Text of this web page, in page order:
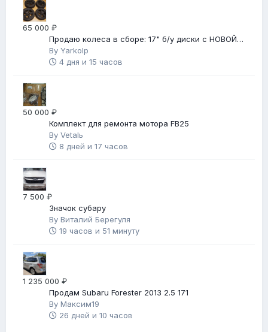
65 000 ₽
Продаю колеса в сборе: 17" б/у диски с НОВОЙ
зимней резиной
By Yarkolp
4 дня и 15 часов
50 000 ₽
Комплект для ремонта мотора FB25
By Vetalь
8 дней и 17 часов
7 500 ₽
Значок субару
By Виталий Берегуля
19 часов и 51 минуту
1 235 000 ₽
Продам Subaru Forester 2013 2.5 171
By Максим19
26 дней и 10 часов